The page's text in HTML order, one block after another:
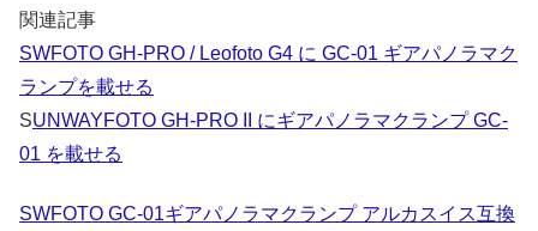
関連記事
SWFOTO GH-PRO / Leofoto G4 に GC-01 ギアパノラマク
ランプを載せる
SUNWAYFOTO GH-PRO II にギアパノラマクランプ GC-
01 を載せる
SWFOTO GC-01ギアパノラマクランプ アルカスイス互換